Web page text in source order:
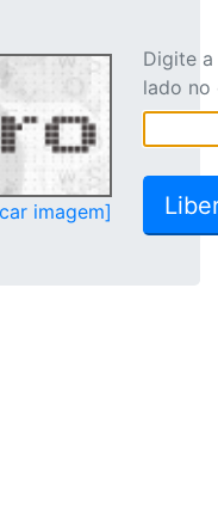
imagem]
Digite
lado no